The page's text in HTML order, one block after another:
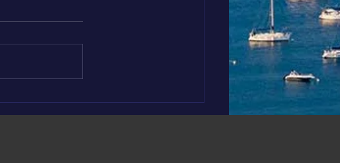
Nous soutenons El Medhi
🥰